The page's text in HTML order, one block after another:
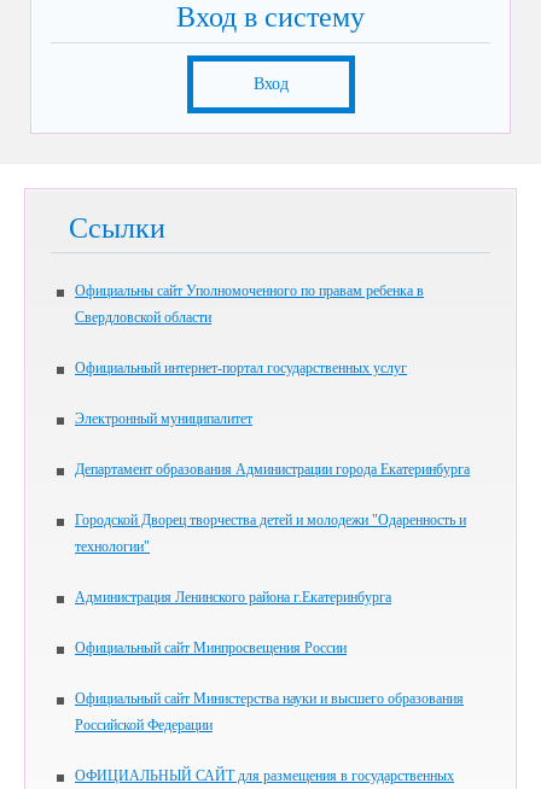
Вход в систему
Вход
Ссылки
Официальны сайт Уполномоченного по правам ребенка в
Свердловской области
Официальный интернет-портал государственных услуг
Электронный муниципалитет
Департамент образования Администрации города Екатеринбурга
Городской Дворец творчества детей и молодежи "Одаренность и
технологии"
Администрация Ленинского района г.Екатеринбурга
Официальный сайт Минпросвещения России
Официальный сайт Министерства науки и высшего образования
Российской Федерации
ОФИЦИАЛЬНЫЙ САЙТ для размещения в государственных